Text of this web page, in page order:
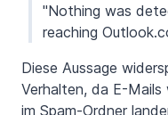
"Nothing was
reaching
Diese Aussage
Verhalten, da E-
im Spam-Ordner